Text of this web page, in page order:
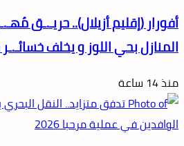
أفورار (إقليم أزيلال).. حريـ.ـق
المنازل بحي اللوز و يخلف
منذ 14 ساعة